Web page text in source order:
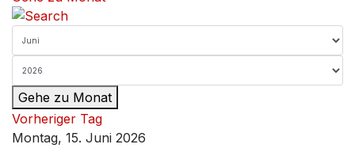
Gehe zu Monat
Vorheriger Tag
Montag, 15. Juni 2026